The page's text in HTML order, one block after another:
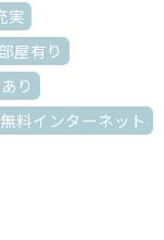
実
屋有り
り
無料インターネット